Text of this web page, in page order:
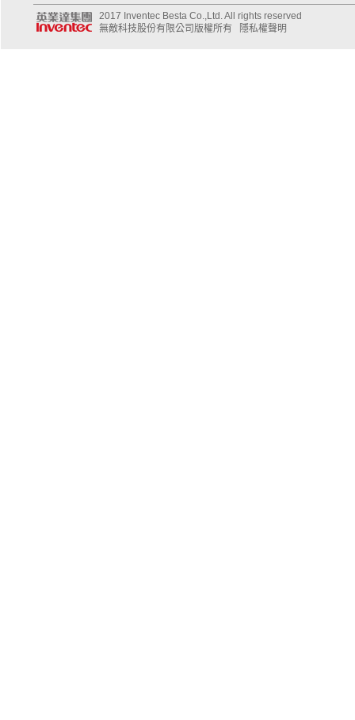
2017 Inventec Besta Co.,Ltd. All rights reserved
無敵科技股份有限公司版權所有
隱私權聲明